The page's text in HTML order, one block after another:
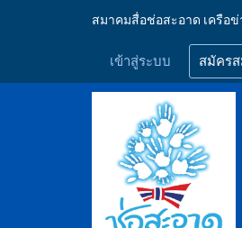
สมาคมสื่อช่อสะอาด เครือ
เข้าสู่ระบบ สมัคร